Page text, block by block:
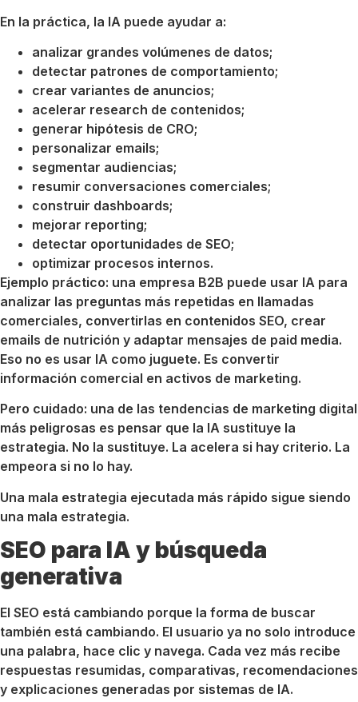
En la práctica, la IA puede ayudar a:
analizar grandes volúmenes de datos;
detectar patrones de comportamiento;
crear variantes de anuncios;
acelerar research de contenidos;
generar hipótesis de CRO;
personalizar emails;
segmentar audiencias;
resumir conversaciones comerciales;
construir dashboards;
mejorar reporting;
detectar oportunidades de SEO;
optimizar procesos internos.
Ejemplo práctico: una empresa B2B puede usar IA para
analizar las preguntas más repetidas en llamadas
comerciales, convertirlas en contenidos SEO, crear
emails de nutrición y adaptar mensajes de paid media.
Eso no es usar IA como juguete. Es convertir
información comercial en activos de marketing.
Pero cuidado: una de las tendencias de marketing digital
más peligrosas es pensar que la IA sustituye la
estrategia. No la sustituye. La acelera si hay criterio. La
empeora si no lo hay.
Una mala estrategia ejecutada más rápido sigue siendo
una mala estrategia.
SEO para IA y búsqueda
generativa
El SEO está cambiando porque la forma de buscar
también está cambiando. El usuario ya no solo introduce
una palabra, hace clic y navega. Cada vez más recibe
respuestas resumidas, comparativas, recomendaciones
y explicaciones generadas por sistemas de IA.